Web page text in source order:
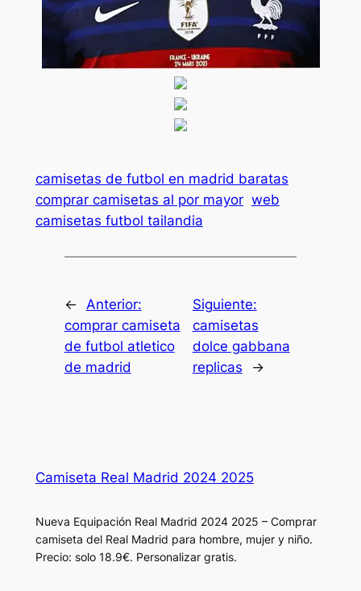
camisetas de futbol en madrid baratas
comprar camisetas al por mayor web
camisetas futbol tailandia
←
Anterior:
comprar camiseta
de futbol atletico
de madrid
Siguiente:
camisetas
dolce gabbana
replicas
→
Camiseta Real Madrid 2024 2025
Nueva Equipación Real Madrid 2024 2025 – Comprar
camiseta del Real Madrid para hombre, mujer y niño.
Precio: solo 18.9€. Personalizar gratis.